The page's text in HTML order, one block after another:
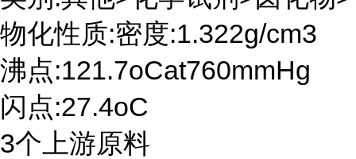
物化性质:密度:1.322g/cm3
沸点:121.7oCat760mmHg
闪点:27.4oC
3个上游原料